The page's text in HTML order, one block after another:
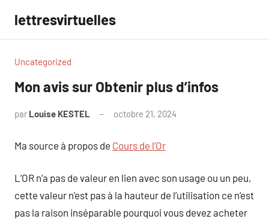
contenu
lettresvirtuelles
Uncategorized
Mon avis sur Obtenir plus d’infos
par Louise KESTEL octobre 21, 2024
Ma source à propos de Cours de l’Or
L’OR n’a pas de valeur en lien avec son usage ou un peu,
cette valeur n’est pas à la hauteur de l’utilisation ce n’est
pas la raison inséparable pourquoi vous devez acheter